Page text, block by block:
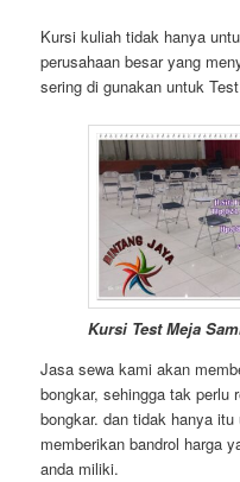
Kursi kuliah tidak hanya
perusahaan besar yang
sering di gunakan untuk
Kursi Test Meja
Jasa sewa kami akan
bongkar, sehingga tak perlu
bongkar. dan tidak hanya
memberikan bandrol harga
anda miliki.